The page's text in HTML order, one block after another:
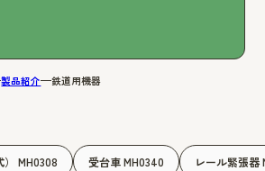
製品紹介 鉄道用機器
MH0308 受台車 MH0340 レール緊張器